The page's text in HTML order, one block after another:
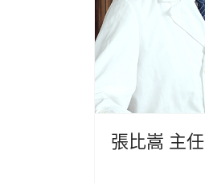
張比嵩 主任